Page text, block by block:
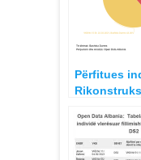
Përfitues
2021, Lista
Durrës